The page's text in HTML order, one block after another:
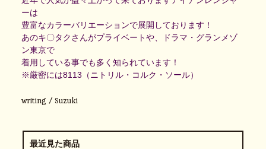
ーは
豊富なカラーバリエーションで展開しております！
あのキ〇タクさんがプライベートや、ドラマ・グランメゾ
ン東京で
着用している事でも多く知られています！
※厳密には8113（ニトリル・コルク・ソール）
writing / Suzuki
最近見た商品